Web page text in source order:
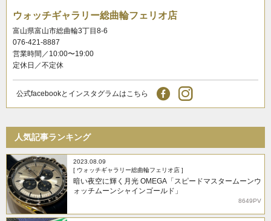
ウォッチギャラリー総曲輪フェリオ店
富山県富山市総曲輪3丁目8-6
076-421-8887
営業時間／10:00〜19:00
定休日／不定休
公式facebookとインスタグラムはこちら
人気記事ランキング
2023.08.09
[ ウォッチギャラリー総曲輪フェリオ店 ]
暗い夜空に輝く月光 OMEGA「スピードマスタームーンウ
ォッチムーンシャインゴールド」
8649PV